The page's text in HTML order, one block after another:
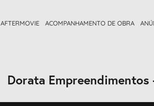
AFTERMOVIE ACOMPANHAMENTO DE OBRA
Dorata